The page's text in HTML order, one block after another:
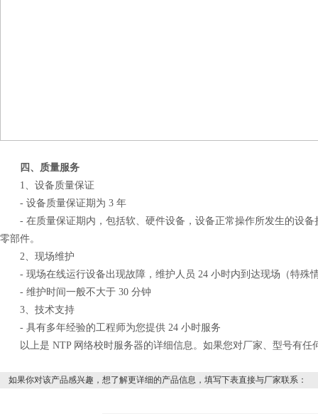
四、质量服务
1、设备质量保证
- 设备质量保证期为 3 年
- 在质量保证期内，包括软、硬件设备，设备正常操作所发生的设备
零部件。
2、现场维护
- 现场在线运行设备出现故障，维护人员 24 小时内到达现场（特殊
- 维护时间一般不大于 30 分钟
3、技术支持
- 具有多年经验的工程师为您提供 24 小时服务
以上是 NTP 网络校时服务器的详细信息。如果您对厂家、型号有任
如果你对该产品感兴趣，想了解更详细的产品信息，填写下表直接与厂家联系：